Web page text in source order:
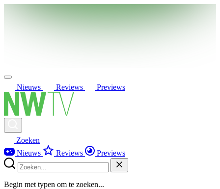
Nieuws Reviews Previews
Zoeken
Nieuws
Reviews Previews
Begin met typen om te zoeken...